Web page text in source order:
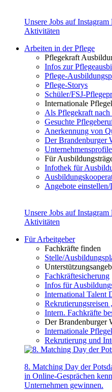
Unsere Jobs auf Instagram
Aktivitäten
Arbeiten in der Pflege
Pflegekraft
Infos zur
Pflege-
Pflege-Storys
Schüler/FSJ-
Internationale
Als Pflegekraft
Gesuchte
Anerkennung von
Der Brandenburger
Für
Infothek für
Angebote
Unsere Jobs auf Instagram
Aktivitäten
Für Arbeitgeber
Fachkräfte finden
Stelle/
Fachkräftesicherung
Infos für
International Talent
Rekrutierungsreisen
Intern. Fachkräfte
Der Brandenburger
Internationale
Rekrutierung und
8. Matching Day der
in Online-Gesprächen
Unternehmen gewinnen.